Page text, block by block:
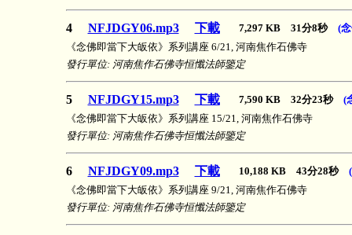
4 NFJDGY06.mp3 下載 7,297 KB 31分8秒 (
《念佛即當下大皈依》系列講座 6/21, 河南焦作石佛寺
發行單位: 河南焦作石佛寺恒懺法師鑒定
5 NFJDGY15.mp3 下載 7,590 KB 32分23秒 (
《念佛即當下大皈依》系列講座 15/21, 河南焦作石佛寺
發行單位: 河南焦作石佛寺恒懺法師鑒定
6 NFJDGY09.mp3 下載 10,188 KB 43分28秒
《念佛即當下大皈依》系列講座 9/21, 河南焦作石佛寺
發行單位: 河南焦作石佛寺恒懺法師鑒定